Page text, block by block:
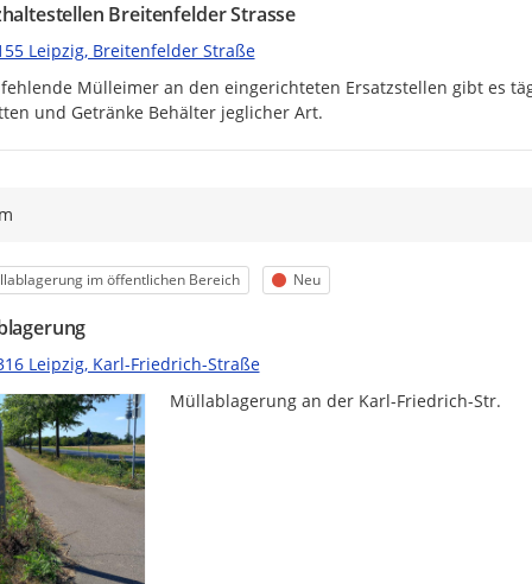
Breitenfelder Strasse
Leipzig, Breitenfelder Straße
Mülleimer an den eingerichteten Ersatzstellen gibt es
und Getränke Behälter jeglicher Art.
im öffentlichen Bereich Status
Neu
Leipzig, Karl-Friedrich-Straße
Müllablagerung an der Karl-Friedrich-Str.